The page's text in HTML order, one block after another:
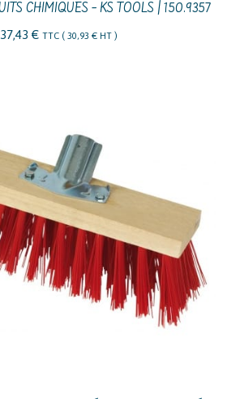
CHIMIQUES – KS TOOLS | 150.9357
37,43 € TTC ( 30,93 €HT )